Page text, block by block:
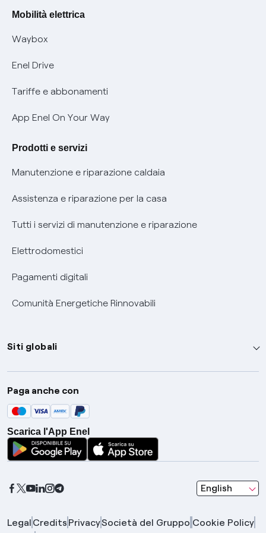
Informativa RAEE
Informativa Privacy AI
Offerte Placet non vulnerabili
Offerta Tutela Vulnerabilità Gas
Mobilità Elettrica
Phishing e truffe online
Verifica chi ti ha chiamato
Agevolazione utenti con disabilità per offerte Fibra
Informativa RAEE
Mobilità elettrica
Waybox
Enel Drive
Tariffe e abbonamenti
App Enel On Your Way
Prodotti e servizi
Manutenzione e riparazione caldaia
Assistenza e riparazione per la casa
Tutti i servizi di manutenzione e riparazione
Elettrodomestici
Pagamenti digitali
Comunità Energetiche Rinnovabili
Siti globali
Enel Group
Enel Green Power
Global Trading
Global Procurement
Gridspertise
Paga anche con
Scarica l'App Enel
English
seleziona una
Legal Credits PrivacySocietà del Gruppo Cookie Policy